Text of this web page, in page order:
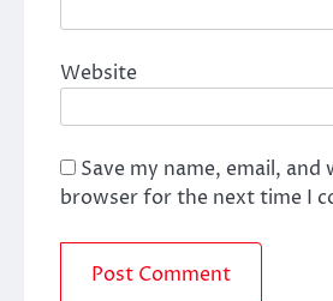
Website
Save my name, email, and
browser for the next time I